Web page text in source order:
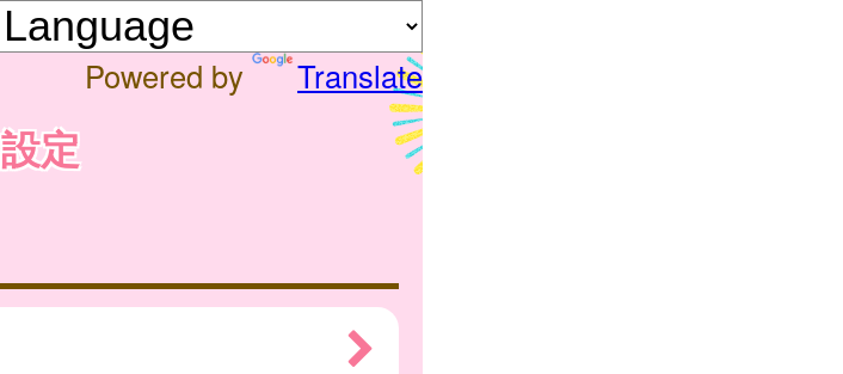
Powered by Translate
設定